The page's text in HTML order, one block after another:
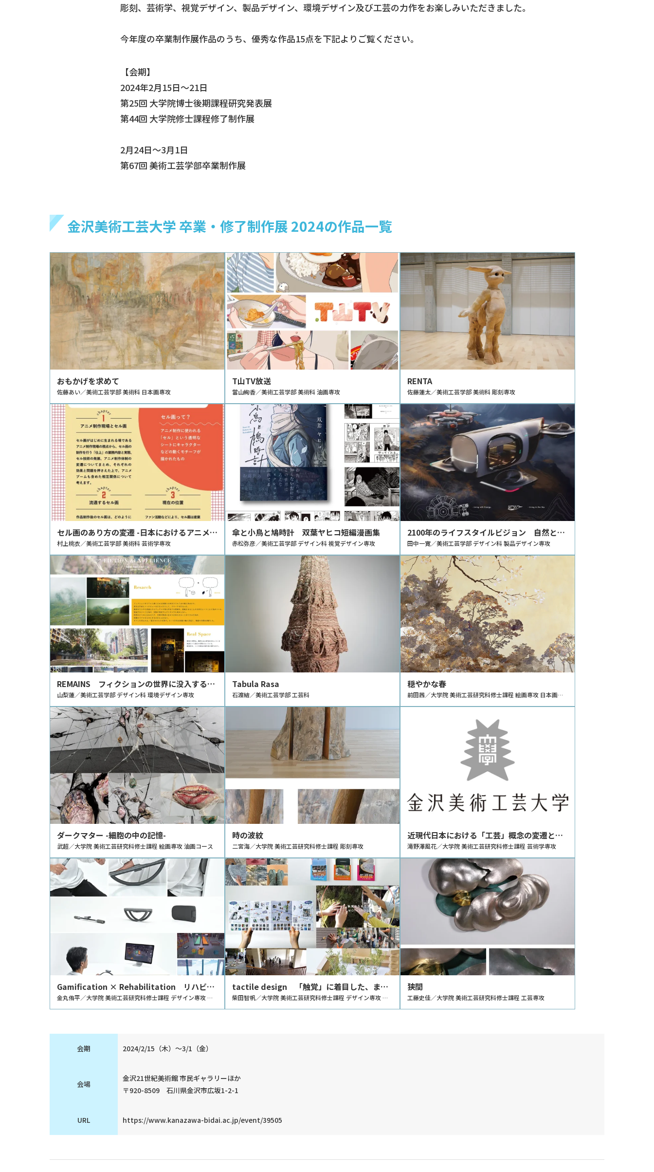
彫刻、芸術学、視覚デザイン、製品デザイン、環境デザイン及び工芸の力作をお楽しみいただきました。
今年度の卒業制作展作品のうち、優秀な作品15点を下記よりご覧ください。
【会期】
2024年2月15日～21日
第25回 大学院博士後期課程研究発表展
第44回 大学院修士課程修了制作展
2月24日～3月1日
第67回 美術工芸学部卒業制作展
金沢美術工芸大学 卒業・修了制作展 2024の作品一覧
おもかげを求めて
佐藤あい／美術工芸学部 美術科 日本画専攻
T山TV放送
當山絢香／美術工芸学部 美術科 油画専攻
RENTA
佐藤蓮太／美術工芸学部 美術科 彫刻専攻
セル画のあり方の変遷 -日本におけるアニメ制
作体制、ファンとの関係を中心として-
村上桃衣／美術工芸学部 美術科 芸術学専攻
傘と小鳥と鳩時計 双葉ヤヒコ短編漫画集
赤松弥彦／美術工芸学部 デザイン科 視覚デザイン専攻
2100年のライフスタイルビジョン 自然と共
生し、エネルギーと暮らす
田中一寛／美術工芸学部 デザイン科 製品デザイン専攻
REMAINS フィクションの世界に没入する体
験の研究
山梨蓮／美術工芸学部 デザイン科 環境デザイン専攻
Tabula Rasa
石渡結／美術工芸学部 工芸科
穏やかな春
前田茜／大学院 美術工芸研究科修士課程 絵画専攻 日本画コ
ダークマター -細胞の中の記憶-
武超／大学院 美術工芸研究科修士課程 絵画専攻 油画コース
時の波紋
二宮海／大学院 美術工芸研究科修士課程 彫刻専攻
近現代日本における「工芸」概念の変遷と今
後の発展の考察 -近年開催された「工芸」の展
覧会を事例として-
滝野澤風花／大学院 美術工芸研究科修士課程 芸術学専攻
Gamification × Rehabilitation リハビリ
テーションの体験を豊かに変えるデザインの
研究
金丸侑平／大学院 美術工芸研究科修士課程 デザイン専攻 製
tactile design 「触覚」に着目した、まち
と人を繋げる空間体験の研究
柴田智帆／大学院 美術工芸研究科修士課程 デザイン専攻 環
狭間
工藤史佳／大学院 美術工芸研究科修士課程 工芸専攻
会期 2024/2/15（木）～3/1（金）
会場
金沢21世紀美術館 市民ギャラリーほか
〒920-8509 石川県金沢市広坂1-2-1
URL https://www.kanazawa-bidai.ac.jp/event/39505